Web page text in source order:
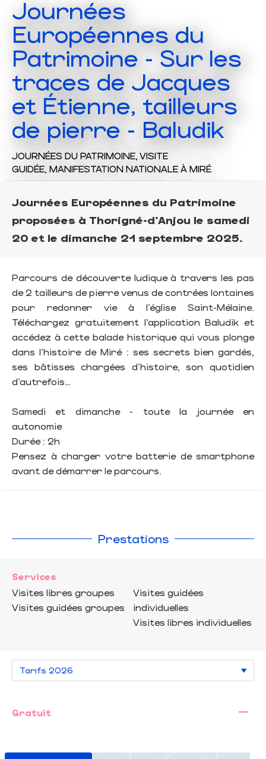
Journées
Européennes du
Patrimoine - Sur les
traces de Jacques
et Étienne, tailleurs
de pierre - Baludik
JOURNÉES DU PATRIMOINE, VISITE
GUIDÉE, MANIFESTATION NATIONALE À MIRÉ
Journées Européennes du Patrimoine
proposées à Thorigné-d'Anjou le samedi
20 et le dimanche 21 septembre 2025.
Parcours de découverte ludique à travers les pas
de 2 tailleurs de pierre venus de contrées lontaines
pour redonner vie à l’église Saint-Mélaine.
Téléchargez gratuitement l’application Baludik et
accédez à cette balade historique qui vous plonge
dans l'histoire de Miré : ses secrets bien gardés,
ses bâtisses chargées d’histoire, son quotidien
d’autrefois…
Samedi et dimanche - toute la journée en
autonomie
Durée : 2h
Pensez à charger votre batterie de smartphone
avant de démarrer le parcours.
Prestations
Services
Visites libres groupes
Visites guidées groupes
Visites guidées
individuelles
Visites libres individuelles
Gratuit —